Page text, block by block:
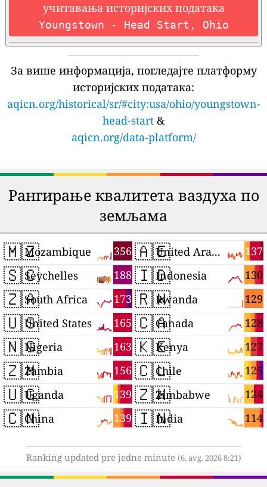
учитавања историјских података
Youngstown - Head Start, Ohio
За више информација, погледајте платформу
историјских података:
aqicn.org/historical/sr/#city:usa/ohio/youngstown-
head-start &
aqicn.org/data-platform/
Рангирање квалитета ваздуха по
земљама
🇲🇿 356
Mozambique
🇸🇨 188
Seychelles
🇿🇦 173
South Africa
🇺🇸 165
United States
🇳🇬 163
Nigeria
🇿🇲 156
Zambia
🇺🇬 139
Uganda
🇨🇳 139
China
🇦🇪 137
United Arab Emirates
🇮🇩 130
Indonesia
🇷🇼 129
Rwanda
🇨🇦 128
Canada
🇰🇪 127
Kenya
🇨🇱 125
Chile
🇿🇼 124
Zimbabwe
🇮🇳 114
India
Ranking updated pre jedne minute (6. avg. 2026 8:21)